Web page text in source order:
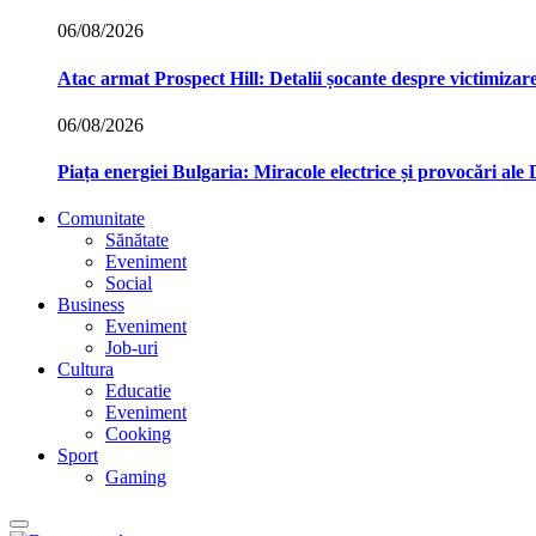
06/08/2026
Atac armat Prospect Hill: Detalii șocante despre
06/08/2026
Piața energiei Bulgaria: Miracole electrice și provocări ale
Comunitate
Sănătate
Eveniment
Social
Business
Eveniment
Job-uri
Cultura
Educatie
Eveniment
Cooking
Sport
Gaming